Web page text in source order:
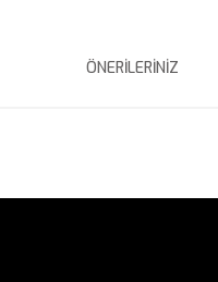
ÖNERILERINIZ